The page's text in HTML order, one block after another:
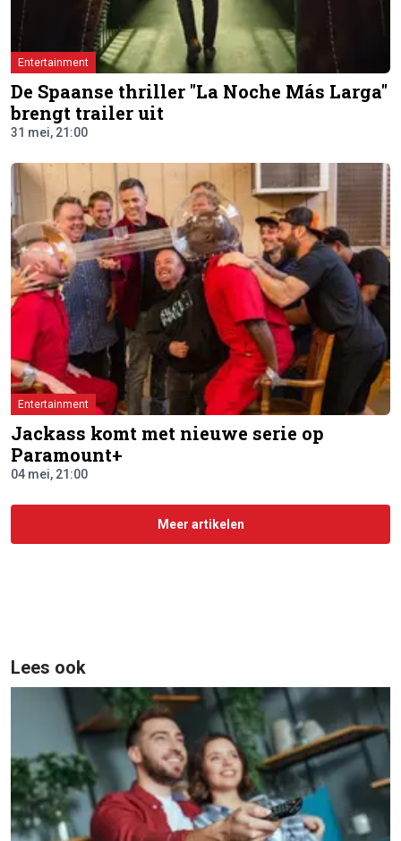
Entertainment
De Spaanse thriller "La Noche Más Larga"
brengt trailer uit
31 mei, 21:00
Entertainment
Jackass komt met nieuwe serie op
Paramount+
04 mei, 21:00
Meer artikelen
Lees ook